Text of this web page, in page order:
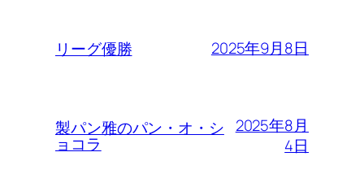
リーグ優勝 2025年9月8日
製パン雅のパン・オ・シ
ョコラ
2025年8月
4日